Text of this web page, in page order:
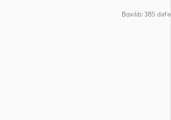
Baxılıb: 385 dəfə